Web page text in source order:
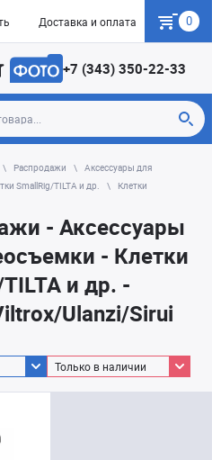
Доставка и оплата Гарантия
0
+7 (343) 350-22-33
Распродажи
Аксессуары для
SmallRig/TILTA и др.
Клетки
- Аксессуары
- Клетки
и др. -
Ulanzi/Sirui
Только в наличии